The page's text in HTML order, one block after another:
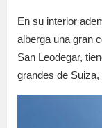
En su interior
alberga una gran
San Leodegar,
grandes de Suiza,